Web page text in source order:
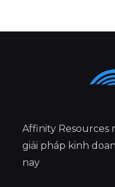
Affinity Resources
giải pháp kinh
nay